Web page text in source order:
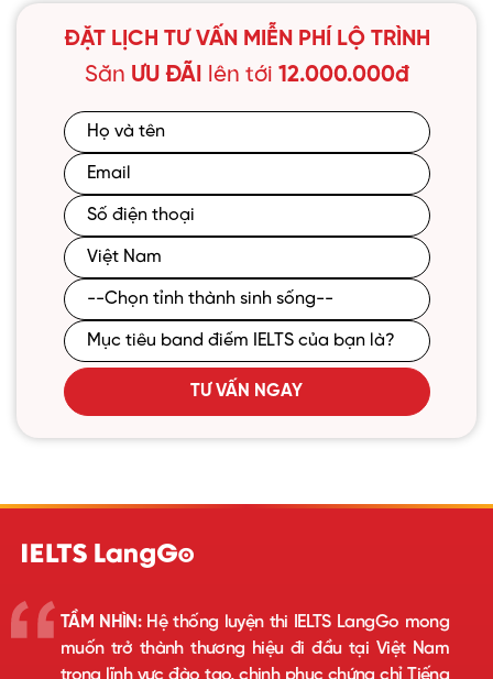
ĐẶT LỊCH TƯ VẤN MIỄN PHÍ LỘ TRÌNH
Săn ƯU ĐÃI lên tới 12.000.000đ
TƯ VẤN NGAY
TẦM NHÌN:Hệ thống luyện thi IELTS LangGo mong
muốn trở thành thương hiệu đi đầu tại Việt Nam
trong lĩnh vực đào tạo, chinh phục chứng chỉ Tiếng